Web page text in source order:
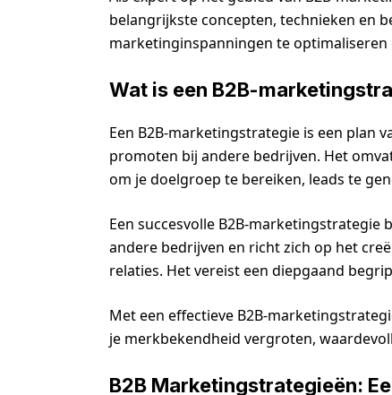
belangrijkste concepten, technieken en
marketinginspanningen te optimaliseren
Wat is een B2B-
Een B2B-marketingstrategie is een plan
promoten bij andere bedrijven. Het
om je doelgroep te bereiken, leads te
Een succesvolle B2B-
andere bedrijven en richt zich op het
relaties. Het vereist een diepgaand
Met een effectieve B2B-
je merkbekendheid vergroten,
B2B Marketingstrategieën: